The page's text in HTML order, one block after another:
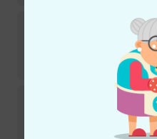
TC
Sofort lieferbar
W 140 L
2
Sofort lieferbar